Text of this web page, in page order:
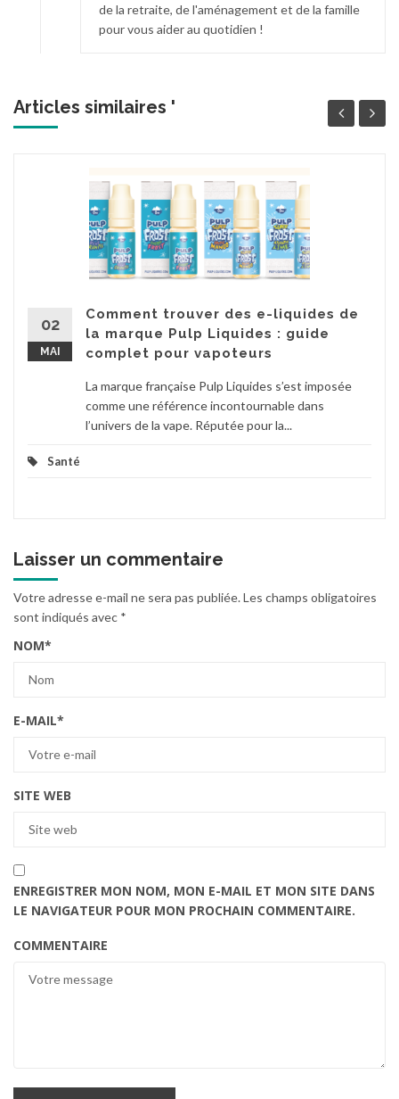
de la retraite, de l'aménagement et de la famille
pour vous aider au quotidien !
Articles similaires '
02
MAI
Comment trouver des e-liquides de
la marque Pulp Liquides : guide
complet pour vapoteurs
La marque française Pulp Liquides s’est imposée
comme une référence incontournable dans
l’univers de la vape. Réputée pour la...
Santé
Laisser un commentaire
Votre adresse e-mail ne sera pas publiée.Les champs obligatoires
sont indiqués avec *
NOM*
E-MAIL*
SITE WEB
ENREGISTRER MON NOM, MON E-MAIL ET MON SITE DANS
LE NAVIGATEUR POUR MON PROCHAIN COMMENTAIRE.
COMMENTAIRE